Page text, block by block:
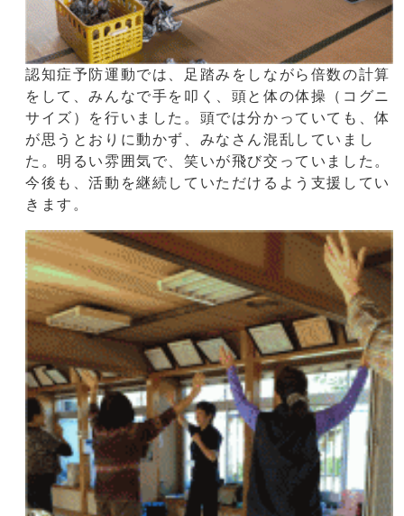
認知症予防運動では、足踏みをしながら倍数の計算
をして、みんなで手を叩く、頭と体の体操（コグニ
サイズ）を行いました。頭では分かっていても、体
が思うとおりに動かず、みなさん混乱していまし
た。明るい雰囲気で、笑いが飛び交っていました。
今後も、活動を継続していただけるよう支援してい
きます。